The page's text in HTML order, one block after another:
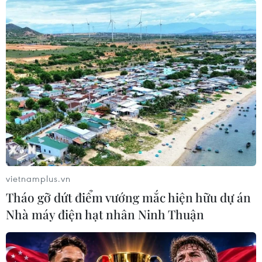
2026 cho công dân Pháp ngữ
06/08/2026 02:29
Đà Nẵng lần đầu đăng cai chung kết
Hoa hậu Di sản toàn cầu 2026
05/08/2026 11:01
Đà Nẵng chi gần 38 tỷ đồng trang trí
Giới thiệu Bộ sách Tuyển tập các tác
phẩm chọn lọc của Tổng Tư lệnh
vietnamplus.vn
Tháo gỡ dứt điểm vướng mắc hiện hữu dự án
Nhà máy điện hạt nhân Ninh Thuận